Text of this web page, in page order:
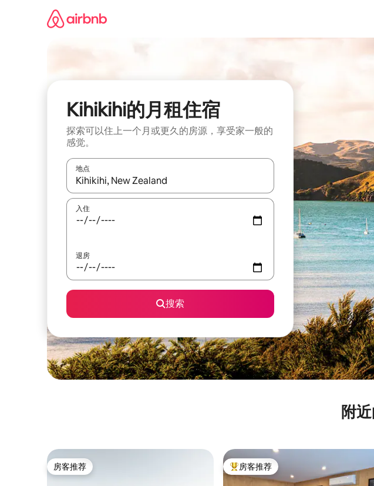
Kihikihi的月租住宿
探索可以住上一个月或更久的房源，享受家一般的
感觉。
地点
如有搜索结果，请使用上下方向键查看，或通过点击或滑动手势浏览。
入住
退房
搜索
附
房客推荐
房客推荐 热门「房客推荐」
房客推荐